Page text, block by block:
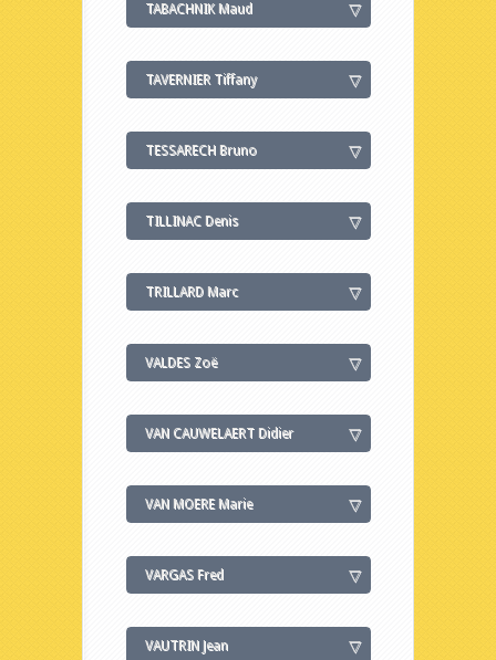
TABACHNIK Maud
TAVERNIER Tiffany
TESSARECH Bruno
TILLINAC Denis
TRILLARD Marc
VALDES Zoë
VAN CAUWELAERT Didier
VAN MOERE Marie
VARGAS Fred
VAUTRIN Jean